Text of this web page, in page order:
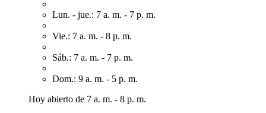
Lun. - jue.: 7 a. m. - 7 p. m.
Vie.: 7 a. m. - 8 p. m.
Sáb.: 7 a. m. - 7 p. m.
Dom.: 9 a. m. - 5 p. m.
Hoy abierto de 7 a. m. - 8 p. m.